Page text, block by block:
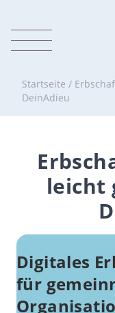
Startseite /
DeinAdieu
leicht
Digitales
für